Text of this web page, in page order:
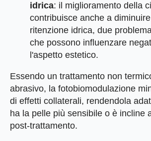
idrica: il miglioramento della
contribuisce anche a
ritenzione idrica, due
che possono influenzare
l'aspetto estetico.
Essendo un trattamento non
abrasivo, la fotobiomodulazione
di effetti collaterali, rendendola
ha la pelle più sensibile o è incline
post-trattamento.